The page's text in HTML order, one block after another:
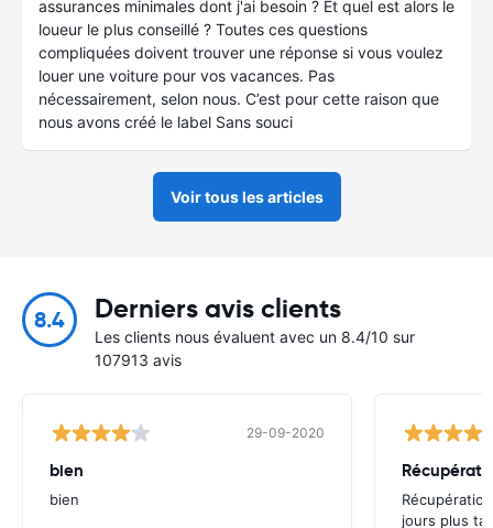
assurances minimales dont j'ai besoin ? Et quel est alors le
loueur le plus conseillé ? Toutes ces questions
compliquées doivent trouver une réponse si vous voulez
louer une voiture pour vos vacances. Pas
nécessairement, selon nous. C’est pour cette raison que
nous avons créé le label Sans souci
Voir tous les articles
8.4 Derniers avis clients
Les clients nous évaluent avec un 8.4/10 sur
107913 avis
29-09-2020
bien
bien
jours plus